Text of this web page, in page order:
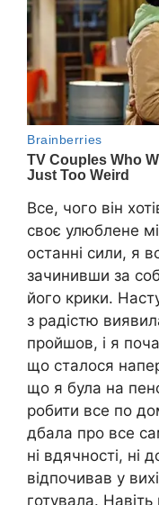
Все, чого він
своє улюблене
останні сили, я
зачинивши за
його крики.
з радістю
пройшов, і я
що сталося
що я була на
робити все по
дбала про все
ні вдячності, ні
відпочивав у
готувала.